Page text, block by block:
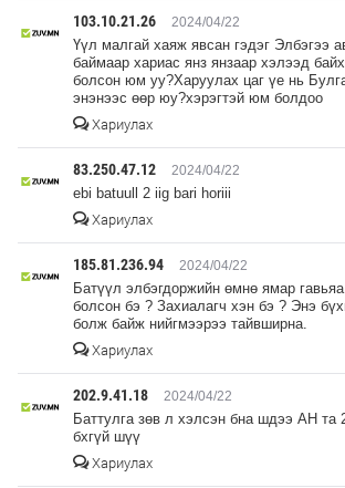
103.10.21.26 2024/04/22
Үүл малгай хаяж явсан гэдэг Элбэгээ
баймаар хариас янз янзаар хэлээд
болсон юм уу?Харуулах цаг үе нь
энэнээс өөр юу?хэрэгтэй юм болдоо
Хариулах
83.250.47.12 2024/04/22
ebi batuull 2 iig bari horiii
Хариулах
185.81.236.94 2024/04/22
Батүүл элбэгдоржийн өмнө ямар
болсон бэ ? Захиалагч хэн бэ ? Энэ
болж байж нийгмээрээ тайвширна.
Хариулах
202.9.41.18 2024/04/22
Баттулга зөв л хэлсэн бна шдээ АН та
бхгүй шүү
Хариулах